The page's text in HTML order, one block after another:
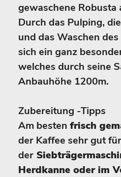
gewaschene Robusta
Durch das Pulping,
und das Waschen
sich ein ganz
welches durch seine
Anbauhöhe 1200m.
Zubereitung -Tipps
Am besten frisch
der Kaffee sehr gut
der
Herdkanne oder im